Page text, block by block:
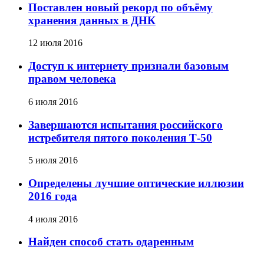
Поставлен новый рекорд по объёму
хранения данных в ДНК
12 июля 2016
Доступ к интернету признали базовым
правом человека
6 июля 2016
Завершаются испытания российского
истребителя пятого поколения Т-50
5 июля 2016
Определены лучшие оптические иллюзии
2016 года
4 июля 2016
Найден способ стать одаренным